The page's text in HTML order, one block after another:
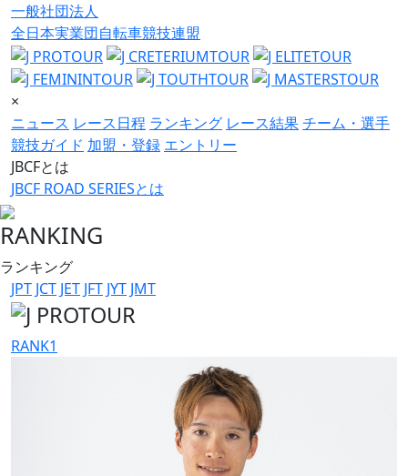
一般社団法人
全日本実業団自転車競技連盟
×
ニュース レース日程 ランキング レース結果チーム・選手
競技ガイド 加盟・登録 エントリー
JBCFとは
JBCF ROAD SERIESとは
RANKING
ランキング
JPT JCT JET JFT JYT JMT
RANK1